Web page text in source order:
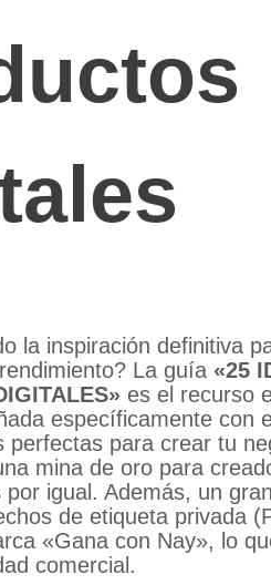
la inspiración definitiva
La guía «25
es el recurso
específicamente con
perfectas para crear tu
mina de oro para
por igual. Además, un
de etiqueta privada
«Gana con Nay», lo
comercial.